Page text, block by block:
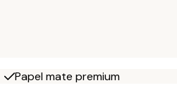
Papel mate premium